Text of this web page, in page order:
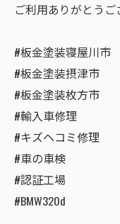
ご利用ありがとう
#板金塗装寝屋川市
#板金塗装摂津市
#板金塗装枚方市
#輸入車修理
#キズヘコミ修理
#車の車検
#認証工場
#BMW320d